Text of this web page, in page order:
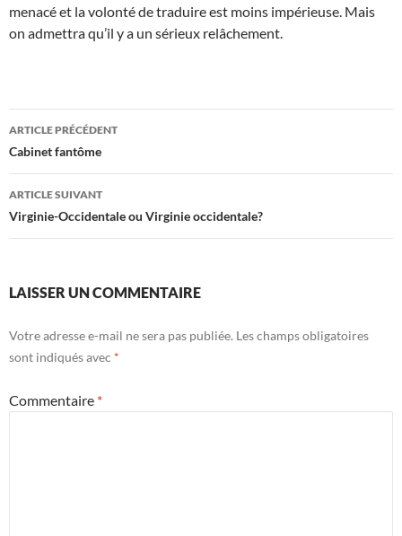
menacé et la volonté de traduire est moins impérieuse. Mais
on admettra qu’il y a un sérieux relâchement.
Navigation
des
articles
ARTICLE PRÉCÉDENT
Cabinet fantôme
ARTICLE SUIVANT
Virginie-Occidentale ou Virginie occidentale?
LAISSER UN COMMENTAIRE
Votre adresse e-mail ne sera pas publiée. Les champs obligatoires
sont indiqués avec *
Commentaire *